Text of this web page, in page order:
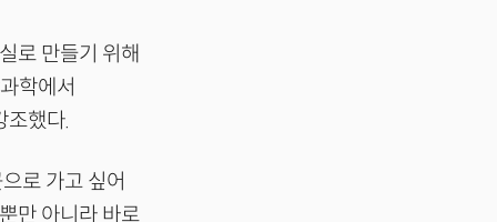
로 만들기 위해
학에서
조했다.
로 가고 싶어
만 아니라 바로